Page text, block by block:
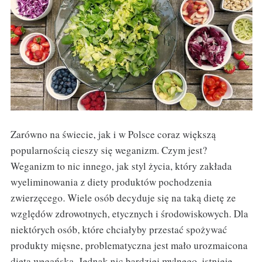
Zarówno na świecie, jak i w Polsce coraz większą
popularnością cieszy się weganizm. Czym jest?
Weganizm to nic innego, jak styl życia, który zakłada
wyeliminowania z diety produktów pochodzenia
zwierzęcego. Wiele osób decyduje się na taką dietę ze
względów zdrowotnych, etycznych i środowiskowych. Dla
niektórych osób, które chciałyby przestać spożywać
produkty mięsne, problematyczna jest mało urozmaicona